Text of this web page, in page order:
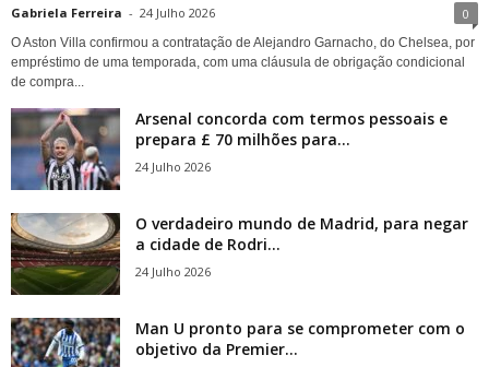
Gabriela Ferreira - 24 Julho 2026 0
O Aston Villa confirmou a contratação de Alejandro Garnacho, do Chelsea, por
empréstimo de uma temporada, com uma cláusula de obrigação condicional
de compra...
Arsenal concorda com termos pessoais e
prepara £ 70 milhões para...
24 Julho 2026
O verdadeiro mundo de Madrid, para negar
a cidade de Rodri...
24 Julho 2026
Man U pronto para se comprometer com o
objetivo da Premier...